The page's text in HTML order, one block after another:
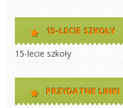
15-LECIE SZKOŁY
15-lecie szkoły
PRZYDATNE LINKI